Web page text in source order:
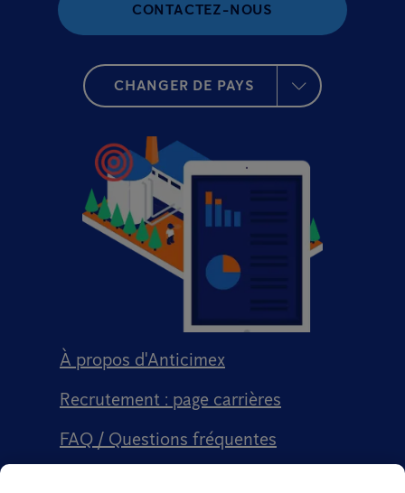
CONTACTEZ-NOUS
CHANGER DE PAYS
À propos d'Anticimex
Recrutement : page carrières
FAQ / Questions fréquentes